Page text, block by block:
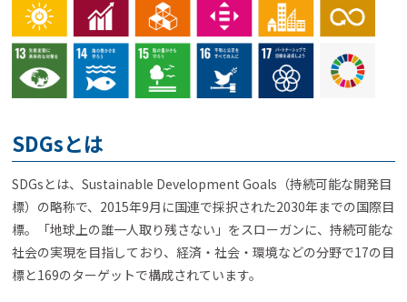
SDGsとは
SDGsとは、Sustainable Development Goals（持続可能な開発目
標）の略称で、2015年9月に国連で採択された2030年までの国際目
標。「地球上の誰一人取り残さない」をスローガンに、持続可能な
社会の実現を目指しており、経済・社会・環境などの分野で17の目
標と169のターゲットで構成されています。